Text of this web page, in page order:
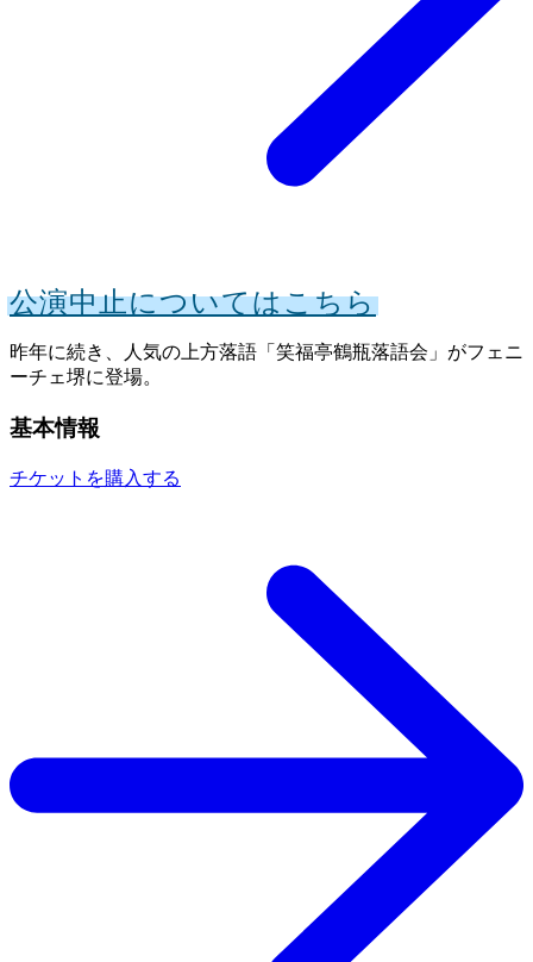
公演中止についてはこちら
昨年に続き、人気の上方落語「笑福亭鶴瓶落語会」がフェニ
ーチェ堺に登場。
基本情報
チケットを購入する